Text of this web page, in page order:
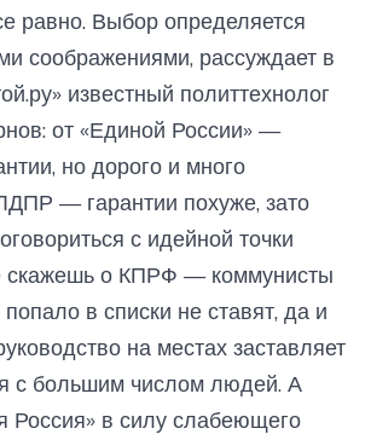
равно. Выбор определяется
соображениями, рассуждает в
известный политтехнолог
от «Единой России» —
но дорого и много
— гарантии похуже, зато
с идейной точки
скажешь о КПРФ — коммунисты
в списки не ставят, да и
на местах заставляет
с большим числом людей. А
Россия» в силу слабеющего